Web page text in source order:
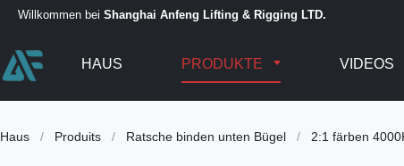
Willkommen bei Shanghai Anfeng Lifting & Rigging LTD.
HAUS PRODUKTE VIDEOS
Haus / Produits / Ratsche binden unten Bügel / 2:1 färben